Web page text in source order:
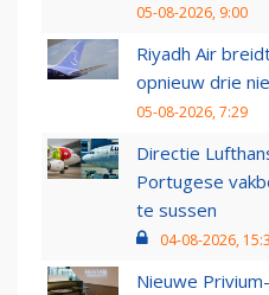
05-08-2026, 9:00
Riyadh Air
opnieuw drie
05-08-2026, 7:29
Directie
Portugese
te sussen
04-08-2026,
Nieuwe